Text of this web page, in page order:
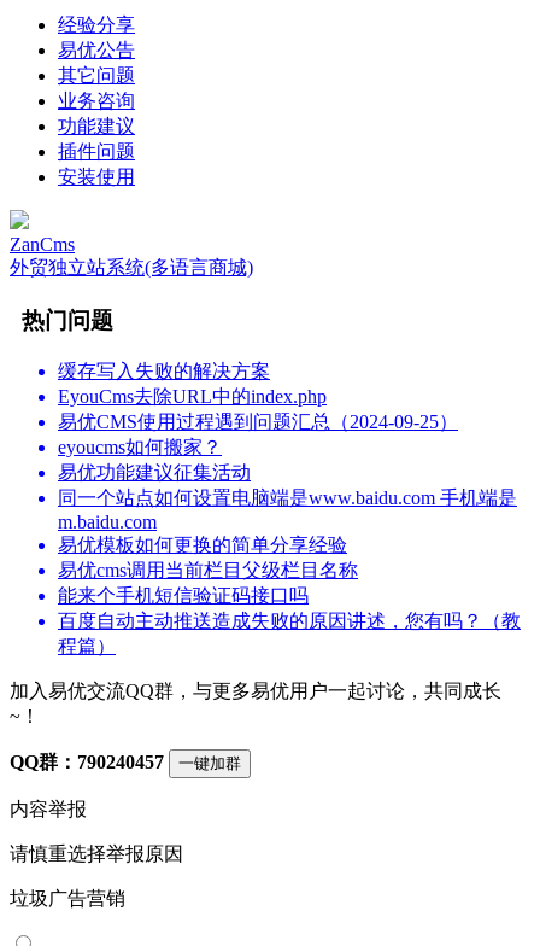
经验分享
易优公告
其它问题
业务咨询
功能建议
插件问题
安装使用
ZanCms
外贸独立站系统(多语言商城)
热门问题
缓存写入失败的解决方案
EyouCms去除URL中的index.php
易优CMS使用过程遇到问题汇总（2024-09-25）
eyoucms如何搬家？
易优功能建议征集活动
同一个站点如何设置电脑端是www.baidu.com 手机端是
m.baidu.com
易优模板如何更换的简单分享经验
易优cms调用当前栏目父级栏目名称
能来个手机短信验证码接口吗
百度自动主动推送造成失败的原因讲述，您有吗？（教
程篇）
加入易优交流QQ群，与更多易优用户一起讨论，共同成长
~！
QQ群：790240457 一键加群
内容举报
请慎重选择举报原因
垃圾广告营销